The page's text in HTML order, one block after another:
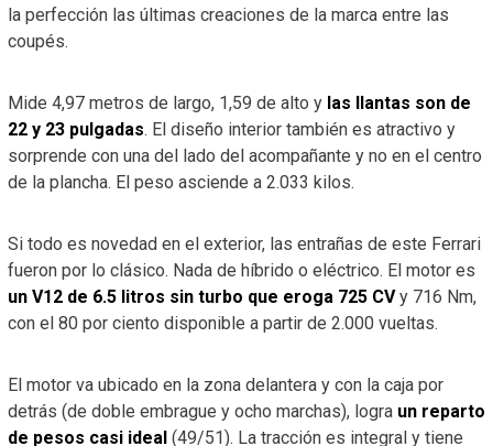
la perfección las últimas creaciones de la marca entre las
coupés.
Mide 4,97 metros de largo, 1,59 de alto y las llantas son de
22 y 23 pulgadas. El diseño interior también es atractivo y
sorprende con una del lado del acompañante y no en el centro
de la plancha. El peso asciende a 2.033 kilos.
Si todo es novedad en el exterior, las entrañas de este Ferrari
fueron por lo clásico. Nada de híbrido o eléctrico. El motor es
un V12 de 6.5 litros sin turbo que eroga 725 CVy 716 Nm,
con el 80 por ciento disponible a partir de 2.000 vueltas.
El motor va ubicado en la zona delantera y con la caja por
detrás (de doble embrague y ocho marchas), logra un reparto
de pesos casi ideal (49/51). La tracción es integral y tiene